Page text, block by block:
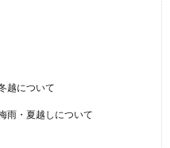
越について
雨・夏越しについて